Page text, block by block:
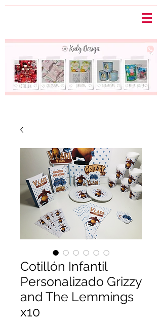
Cotillón Infantil
Personalizado Grizzy
and The Lemmings
x10